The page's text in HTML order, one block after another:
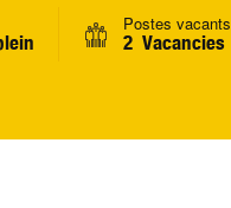
Postes vacants
2 Vacancies